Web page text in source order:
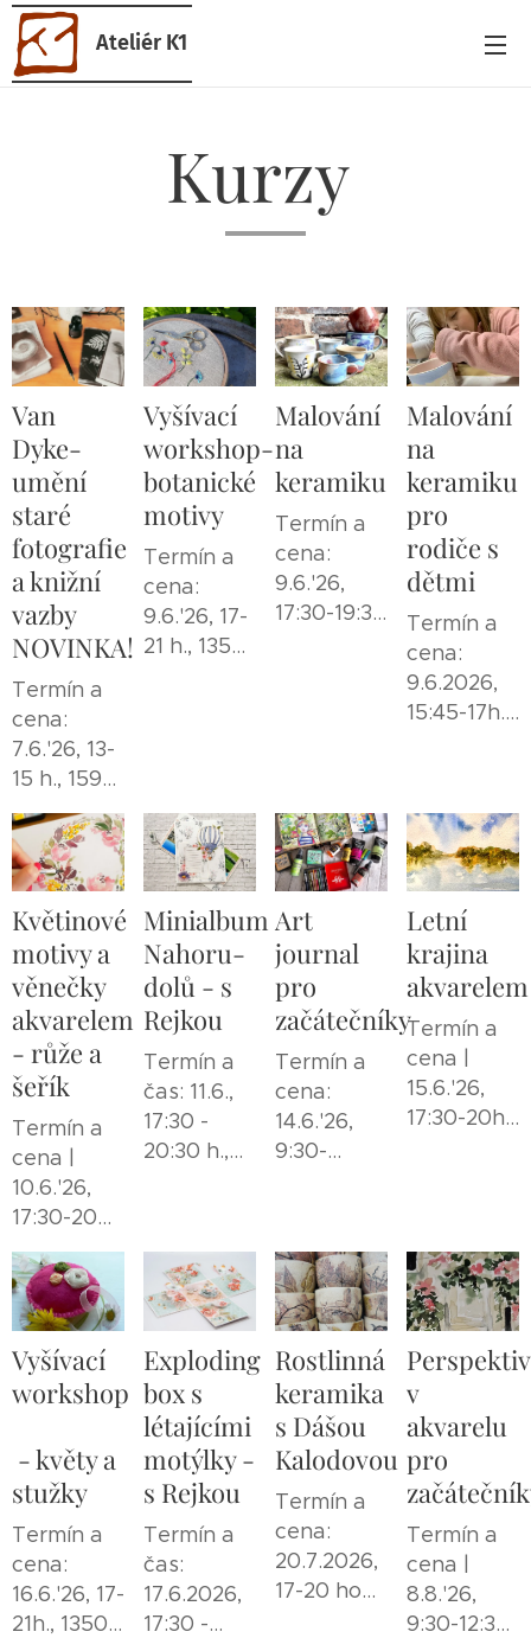
Ateliér K1
Kurzy
Van
Dyke-
umění
staré
fotografie
a knižní
vazby
NOVINKA!
Termín a
cena:
7.6.'26, 13-
15 h., 1590
Kč
Vyšívací
workshop-
botanické
motivy
Termín a
cena:
9.6.'26, 17-
21 h., 1350
Malování
na
keramiku
Termín a
cena:
9.6.'26,
17:30-19:30
Malování
na
keramiku
pro
rodiče s
dětmi
Termín a
cena:
9.6.2026,
15:45-17h.,
Kč
Květinové
motivy a
věnečky
akvarelem
- růže a
šeřík
Termín a
cena |
10.6.'26,
17:30-20
hod. | 1950
Kč
Minialbum
Nahoru-
dolů - s
Rejkou
Termín a
čas: 11.6.,
17:30 -
20:30 h.,
Art
journal
pro
začátečníky
Termín a
cena:
14.6.'26,
9:30-
Letní
krajina
Termín a
cena |
15.6.'26,
17:30-20h.
Vyšívací
workshop
- květy a
stužky
Termín a
cena:
16.6.'26, 17-
21h., 1350
Exploding
box s
létajícími
motýlky -
s Rejkou
Termín a
čas:
17.6.2026,
17:30 -
Rostlinná
keramika
s Dášou
Kalodovou
Termín a
cena:
20.7.2026,
17-20 hod.,
v
akvarelu
pro
Termín a
cena |
8.8.'26,
9:30-12:30